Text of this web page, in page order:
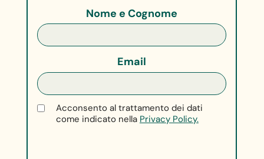
Nome e Cognome
Email
Acconsento al trattamento dei dati
come indicato nella Privacy Policy.